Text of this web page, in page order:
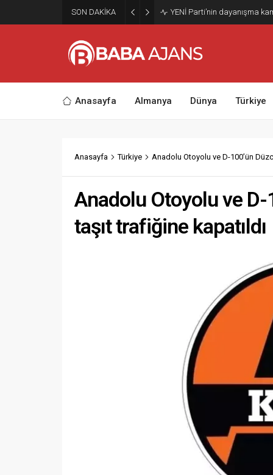
SON DAKİKA YENİ Parti’nin dayanışma
Anasayfa Almanya Dünya Türkiye
Anasayfa Türkiye Anadolu Otoyolu ve D-100’ün
Anadolu Otoyolu ve
taşıt trafiğine kapatıldı